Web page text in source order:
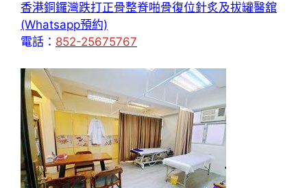
香港銅鑼灣跌打正骨整脊啪骨復位針炙及拔罐醫舘
(Whatsapp預約)
電話： 852-25675767